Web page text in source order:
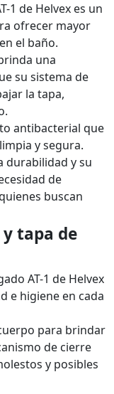
1 de Helvex es un
ofrecer mayor
el baño.
una
su sistema de
la tapa,
antibacterial que
y segura.
durabilidad y su
de
buscan
tapa de
AT-1 de Helvex
e higiene en cada
para brindar
de cierre
y posibles